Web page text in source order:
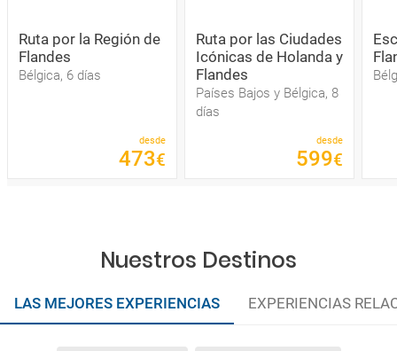
Ruta por la Región de
Flandes
Bélgica, 6 días
desde
473€
Ruta por las Ciudades
Icónicas de Holanda y
Flandes
Países Bajos y Bélgica, 8
días
desde
599€
Nuestros Destinos
LAS MEJORES EXPERIENCIAS EXPERIENCIAS